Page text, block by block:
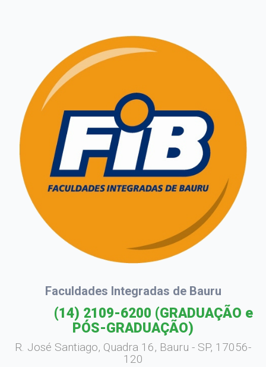
Faculdades Integradas de Bauru
(14) 2109-6200 (GRADUAÇÃO e
PÓS-GRADUAÇÃO)
R. José Santiago, Quadra 16, Bauru - SP, 17056-
120